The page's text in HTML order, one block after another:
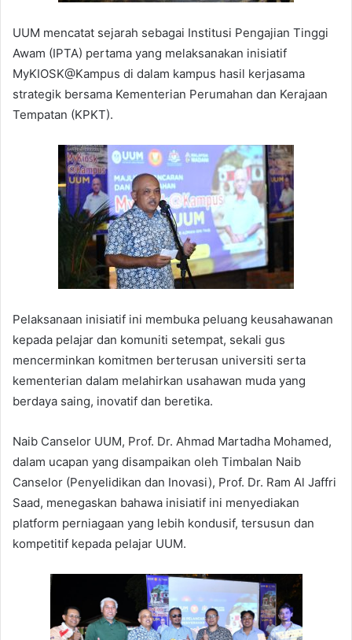
UUM mencatat sejarah sebagai Institusi Pengajian Tinggi
Awam (IPTA) pertama yang melaksanakan inisiatif
MyKIOSK@Kampus di dalam kampus hasil kerjasama
strategik bersama Kementerian Perumahan dan Kerajaan
Tempatan (KPKT).
Pelaksanaan inisiatif ini membuka peluang keusahawanan
kepada pelajar dan komuniti setempat, sekali gus
mencerminkan komitmen berterusan universiti serta
kementerian dalam melahirkan usahawan muda yang
berdaya saing, inovatif dan beretika.
Naib Canselor UUM, Prof. Dr. Ahmad Martadha Mohamed,
dalam ucapan yang disampaikan oleh Timbalan Naib
Canselor (Penyelidikan dan Inovasi), Prof. Dr. Ram Al Jaffri
Saad, menegaskan bahawa inisiatif ini menyediakan
platform perniagaan yang lebih kondusif, tersusun dan
kompetitif kepada pelajar UUM.